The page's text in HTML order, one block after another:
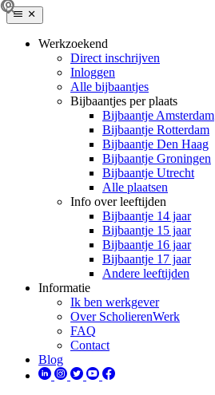
Werkzoekend
Direct inschrijven
Inloggen
Alle bijbaantjes
Bijbaantjes per plaats
Bijbaantje Amsterdam
Bijbaantje Rotterdam
Bijbaantje Den Haag
Bijbaantje Groningen
Bijbaantje Utrecht
Alle plaatsen
Info over leeftijden
Bijbaantje 14 jaar
Bijbaantje 15 jaar
Bijbaantje 16 jaar
Bijbaantje 17 jaar
Andere leeftijden
Informatie
Ik ben werkgever
Over ScholierenWerk
FAQ
Contact
Blog